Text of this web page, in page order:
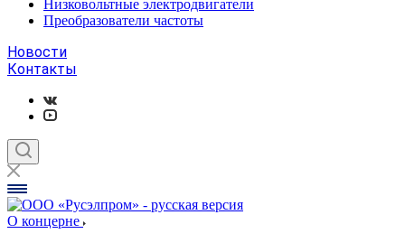
Низковольтные электродвигатели
Преобразователи частоты
Новости
Контакты
О концерне